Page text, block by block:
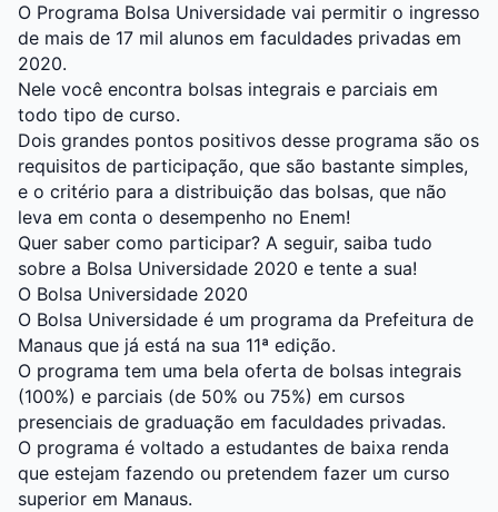
O Programa Bolsa Universidade vai permitir o ingresso
de mais de 17 mil alunos em faculdades privadas em
2020.
Nele você encontra bolsas integrais e parciais em
todo tipo de curso.
Dois grandes pontos positivos desse programa são os
requisitos de participação, que são bastante simples,
e o critério para a distribuição das bolsas, que não
leva em conta o desempenho no Enem!
Quer saber como participar? A seguir, saiba tudo
sobre a Bolsa Universidade 2020 e tente a sua!
O Bolsa Universidade 2020
O Bolsa Universidade é um programa da Prefeitura de
Manaus que já está na sua 11ª edição.
O programa tem uma bela oferta de bolsas integrais
(100%) e parciais (de 50% ou 75%) em cursos
presenciais de graduação em faculdades privadas.
O programa é voltado a estudantes de baixa renda
que estejam fazendo ou pretendem fazer um curso
superior em Manaus.